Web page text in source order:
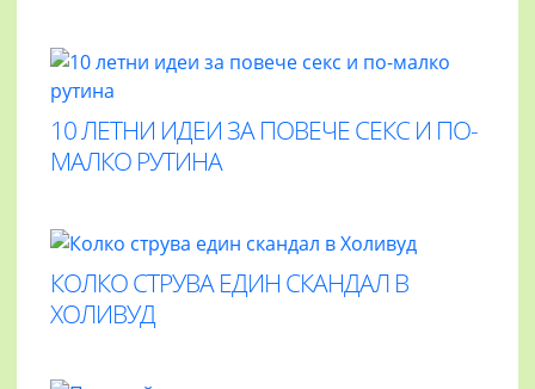
10 ЛЕТНИ ИДЕИ ЗА ПОВЕЧЕ СЕКС И ПО-
МАЛКО РУТИНА
КОЛКО СТРУВА ЕДИН СКАНДАЛ В
ХОЛИВУД